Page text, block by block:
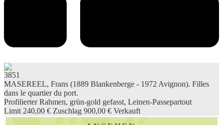
3851
MASEREEL, Frans (1889 Blankenberge - 1972 Avignon). Filles
dans le quartier du port.
Profilierter Rahmen, grün-gold gefasst, Leinen-Passepartout
Limit 240,00 € Zuschlag 900,00 € Verkauft